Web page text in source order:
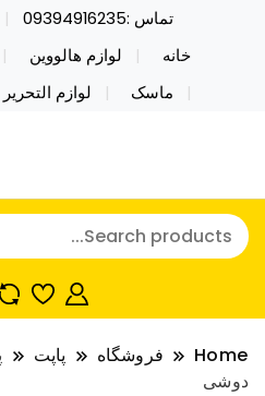
تماس :09394916235
خانه
لوازم هالووین
ماسک
لوازم التحریر
نایکر توی فروش
ولن تاین کادویی
خرید محصولات خاص فیجت
توی فروش عمده لوازم
کریسمس اکسسوری ماسک در
Home فروشگاه پاپت
دوشی